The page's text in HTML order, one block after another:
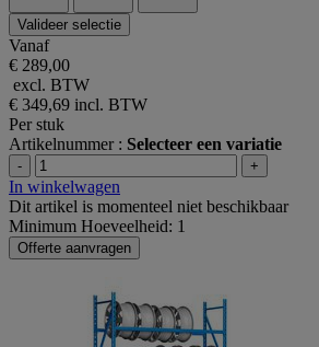
Valideer selectie
Vanaf
€ 289,00
excl. BTW
€ 349,69 incl. BTW
Per stuk
Artikelnummer : Selecteer een variatie
- +
In winkelwagen
Dit artikel is momenteel niet beschikbaar
Minimum Hoeveelheid: 1
Offerte aanvragen